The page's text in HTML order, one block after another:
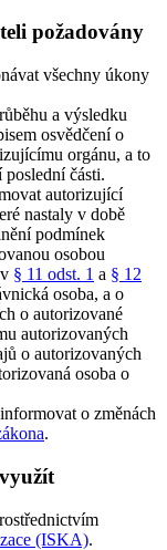
požadovány
všechny úkony
a výsledku
osvědčení o
orgánu, a to
části.
autorizující
nastaly v době
podmínek
osobou
§ 11 odst. 1 a § 12
osoba, a o
o autorizované
autorizovaných
o autorizovaných
osoba o
o změnách
.
(ISKA).